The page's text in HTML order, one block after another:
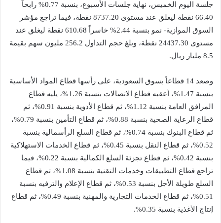
جلسة اليوم الخميس، نهاية جلسات الأسبوع، بنسبة 0.77% رابحاً
66.40 نقطة ليغلق عند مستوى 8737.20 نقطة، فيما تراجع مؤشر
السوق الموازية- نمو بنسبة 2.44% خاسراً 610.68 نقطة ليغلق عند
مستوى 24437.30 نقطة، وبلغ حجم التداول 256.2 مليون سهم بقيمة
8.5 مليار ريال.
وصعد 14 قطاعاً بسوق السعودية، على رأسها قطاع المواد الأساسية
بنسبة 1.47%، أعقبه قطاع الاتصالات بنسبة 1.26%، يليه قطاع
المرافق العامة بنسبة 1.12%، ثم قطاع الأدوية بنسبة 0.91%، ثم
قطاع الرعاية الصحية بنسبة 0.88%، ثم قطاع التأمين بنسبة 0.79%،
ثم قطاع البنوك بنسبة 0.74%، ثم قطاع السلع الرأسمالية بنسبة
0.52%، ثم قطاع النقل بنسبة 0.45%، ثم قطاع الخدمات الاستهلاكية
بنسبة 0.42%، ثم قطاع تجزئة السلع الكمالية بنسبة 0.22%، فيما
تراجع قطاع التطبيقات وخدمات التقنية بنسبة 1.08%، ثم قطاع
السلع طويلة الأجل بنسبة 0.53%، ثم قطاع الإعلام والترفيه بنسبة
0.51%، ثم قطاع الخدمات التجارية والمهنية بنسبة 0.49%، ثم قطاع
إنتاج الأغذية بنسبة 0.35%.